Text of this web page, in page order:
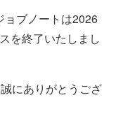
ョブノートは2026
を終了いたしまし
にありがとうござ